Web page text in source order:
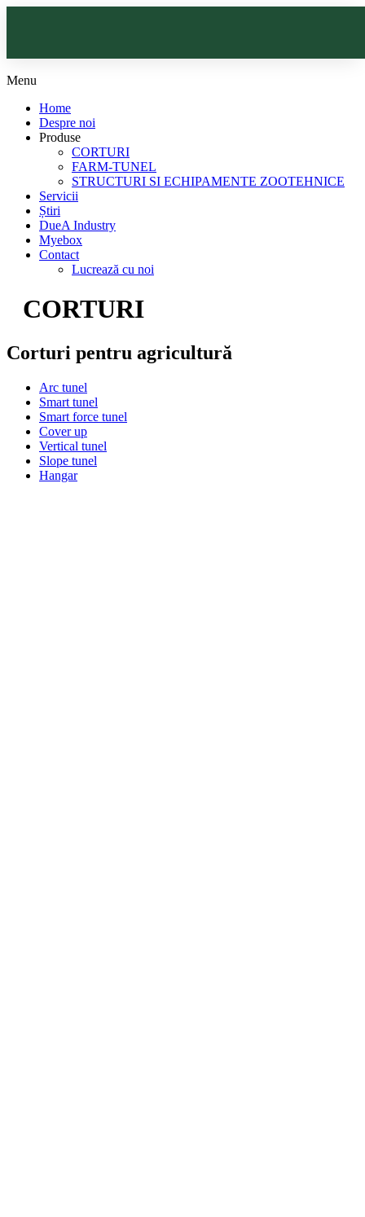
HOME
DESPRE NOI
PRODUSE
CORTURI
FARM-TUNEL
STRUCTURI ȘI ECHIPAMENTE ZOOTEHNICE
SERVICII
ȘTIRI
LUCREAZĂ CU NOI
Menu
Home
Despre noi
Produse
CORTURI
FARM-TUNEL
STRUCTURI SI ECHIPAMENTE ZOOTEHNICE
Servicii
Știri
DueA Industry
Myebox
Contact
Lucrează cu noi
CORTURI
Corturi pentru agricultură
Arc tunel
Smart tunel
Smart force tunel
Cover up
Vertical tunel
Slope tunel
Hangar